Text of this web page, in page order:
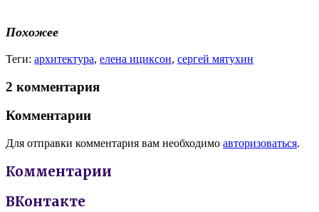
Похожее
Теги: архитектура, елена ициксон, сергей мятухин
2 комментария
Комментарии
Для отправки комментария вам необходимо авторизоваться.
Комментарии
ВКонтакте